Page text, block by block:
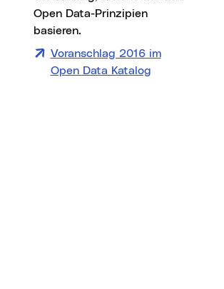
Open Data-Prinzipien
basieren.
Voranschlag 2016 im
Open Data Katalog